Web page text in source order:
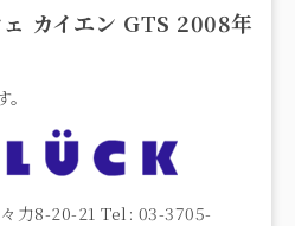
ェ カイエン GTS 2008年
す。
力8-20-21 Tel: 03-3705-